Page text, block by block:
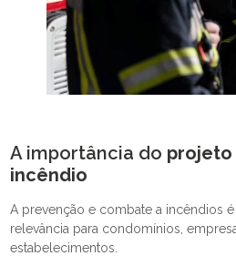
A importância do
incêndio
A prevenção e combate a incêndios
relevância para condomínios,
estabelecimentos.